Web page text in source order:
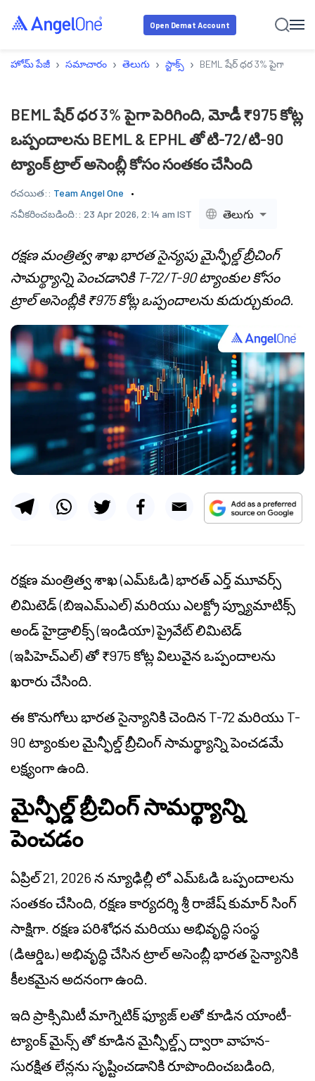
Open Demat Account
హోమ్ పేజీ › సమాచారం › తెలుగు › స్టాక్స్ › BEML షేర్ ధర 3% పైగా
BEML షేర్ ధర 3% పైగా పెరిగింది, మోడీ ₹975 కోట్ల
ఒప్పందాలను BEML & EPHL తో టి-72/టి-90
ట్యాంక్ ట్రాల్ అసెంబ్లీ కోసం సంతకం చేసింది
రచయిత:: Team Angel One
నవీకరించబడింది:: 23 Apr 2026, 2:14 am IST తెలుగు
రక్షణ మంత్రిత్వ శాఖ భారత సైన్యపు మైన్ఫీల్డ్ బ్రీచింగ్
సామర్థ్యాన్ని పెంచడానికి T-72/T-90 ట్యాంకుల కోసం
ట్రాల్ అసెంబ్లీకి ₹975 కోట్ల ఒప్పందాలను కుదుర్చుకుంది.
రక్షణ మంత్రిత్వ శాఖ (ఎమ్‌ఓడి) భారత్ ఎర్త్ మూవర్స్
లిమిటెడ్ (బిఇఎమ్‌ఎల్) మరియు ఎలక్ట్రో ప్న్యూమాటిక్స్
అండ్ హైడ్రాలిక్స్ (ఇండియా) ప్రైవేట్ లిమిటెడ్
(ఇపిహెచ్ఎల్) తో ₹975 కోట్ల విలువైన ఒప్పందాలను
ఖరారు చేసింది.
ఈ కొనుగోలు భారత సైన్యానికి చెందిన T-72 మరియు T-
90 ట్యాంకుల మైన్ఫీల్డ్ బ్రీచింగ్ సామర్థ్యాన్ని పెంచడమే
లక్ష్యంగా ఉంది.
మైన్ఫీల్డ్ బ్రీచింగ్ సామర్థ్యాన్ని
పెంచడం
ఏప్రిల్ 21, 2026 న న్యూఢిల్లీ లో ఎమ్‌ఓడి ఒప్పందాలను
సంతకం చేసింది, రక్షణ కార్యదర్శి శ్రీ రాజేష్ కుమార్ సింగ్
సాక్షిగా. రక్షణ పరిశోధన మరియు అభివృద్ధి సంస్థ
(డిఆర్డిఒ) అభివృద్ధి చేసిన ట్రాల్ అసెంబ్లీ భారత సైన్యానికి
కీలకమైన అదనంగా ఉంది.
ఇది ప్రాక్సిమిటీ మాగ్నెటిక్ ఫ్యూజ్ లతో కూడిన యాంటీ-
ట్యాంక్ మైన్స్ తో కూడిన మైన్ఫీల్డ్స్ ద్వారా వాహన-
సురక్షిత లేన్లను సృష్టించడానికి రూపొందించబడింది,